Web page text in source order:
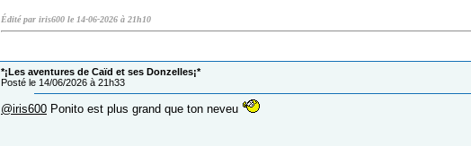
Édité par iris600 le 14-06-2026 à 21h10
*¡Les aventures de Caïd et ses Donzelles¡*
Posté le 14/06/2026 à 21h33
@iris600 Ponito est plus grand que ton neveu